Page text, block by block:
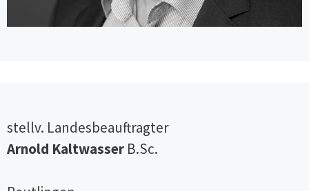
Qualitätssicherung in der
Intensivmedizin der
Peer Review in der Intensivmedizin
der DIVI, Mitherausgeber der
Zeitschrift DIVI und
stellv. Landesbeauftragter
Arnold Kaltwasser B.Sc.